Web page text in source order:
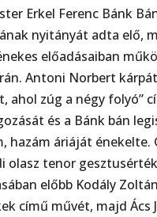
Erkel Ferenc Bánk
nyitányát adta elő,
előadásaiban
Antoni Norbert
ahol zúg a négy folyó”
és a Bánk bán
hazám áriáját énekelte.
olasz tenor
előbb Kodály
című művét, majd Ács